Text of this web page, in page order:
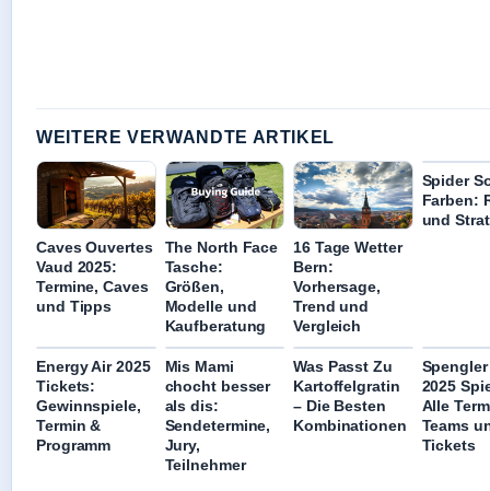
WEITERE VERWANDTE ARTIKEL
Caves Ouvertes
Vaud 2025:
Termine, Caves
und Tipps
The North Face
Tasche:
Größen,
Modelle und
Kaufberatung
16 Tage Wetter
Bern:
Vorhersage,
Trend und
Vergleich
Spider
Farben:
und
Energy Air 2025
Tickets:
Gewinnspiele,
Termin &
Programm
Mis Mami
chocht besser
als dis:
Sendetermine,
Jury,
Teilnehmer
Was Passt Zu
Kartoffelgratin
– Die Besten
Kombinationen
2025
Alle
Teams
Tickets